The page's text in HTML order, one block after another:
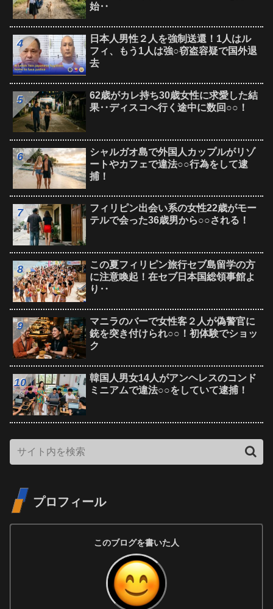
始‥
日本人男性２人を強制送還！1人はル
フィ、もう1人は強○窃盗容疑で国外退
去
62歳がカレ持ち30歳女性に求愛した結
果‥ディスコへ行く途中に数回○○！
シャルガオ島で外国人カップルがリゾ
ートやカフェで違法○○行為をして逮
捕！
フィリピン出会い系の女性22歳がモー
テルで会った36歳男から○○される！
この夏フィリピン旅行セブ島留学の方
に注意喚起！在セブ日本国総領事館よ
り‥
マニラのバーで女性客２人が偽警官に
銃を突き付けられ○○！初体験でショッ
ク
韓国人男女14人がアンヘレスのコンド
ミニアムで違法○○をしていて逮捕！
プロフィール
このブログを書いた人